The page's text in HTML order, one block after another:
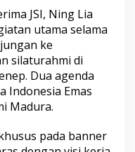
JSI, Ning Lia
utama selama
ke
silaturahmi di
Dua agenda
Indonesia Emas
Madura.
pada banner